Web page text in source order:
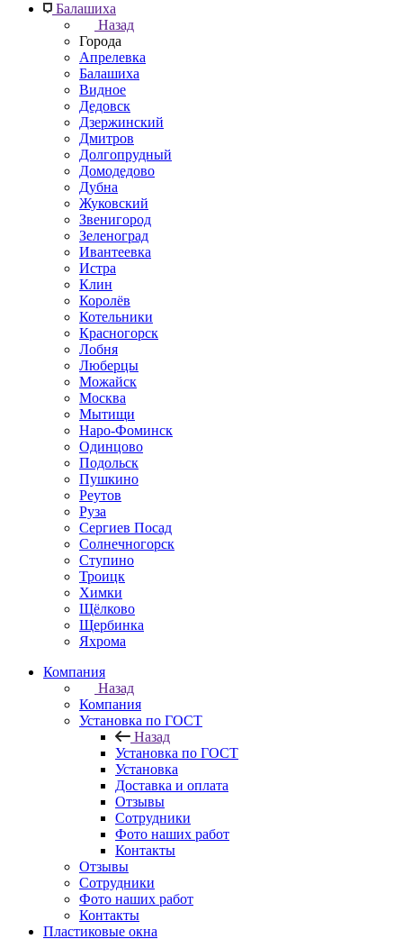
Балашиха
Назад
Города
Апрелевка
Балашиха
Видное
Дедовск
Дзержинский
Дмитров
Долгопрудный
Домодедово
Дубна
Жуковский
Звенигород
Зеленоград
Ивантеевка
Истра
Клин
Королёв
Котельники
Красногорск
Лобня
Люберцы
Можайск
Москва
Мытищи
Наро-Фоминск
Одинцово
Подольск
Пушкино
Реутов
Руза
Сергиев Посад
Солнечногорск
Ступино
Троицк
Химки
Щёлково
Щербинка
Яхрома
Компания
Назад
Компания
Установка по ГОСТ
Назад
Установка по ГОСТ
Установка
Доставка и оплата
Отзывы
Сотрудники
Фото наших работ
Контакты
Отзывы
Сотрудники
Фото наших работ
Контакты
Пластиковые окна